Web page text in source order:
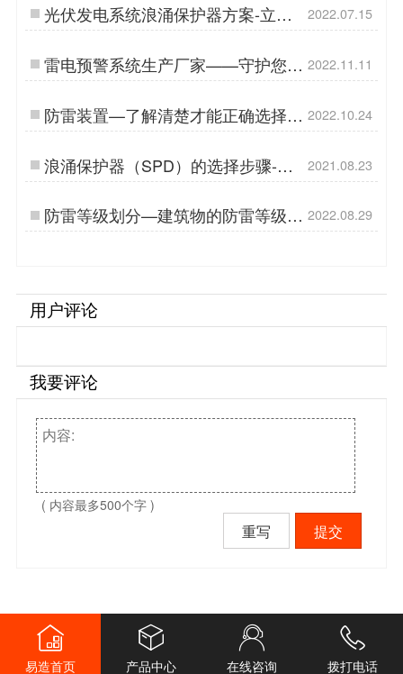
光伏发电系统浪涌保护器方案-立即
咨询免费获取【杭州易造】…
2022.07.15
雷电预警系统生产厂家——守护您的
安全！【易造防雷】…
2022.11.11
防雷装置—了解清楚才能正确选择
【杭州易造】…
2022.10.24
浪涌保护器（SPD）的选择步骤-专
业技术详细讲解【易造防雷】…
2021.08.23
防雷等级划分—建筑物的防雷等级你
了解吗【杭州易造】…
2022.08.29
用户评论
我要评论
( 内容最多500个字 )
重写 提交
易造首页 产品中心 在线咨询 拨打电话